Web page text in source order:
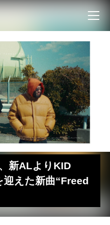
新ALよりKID
迎えた新曲“Freed